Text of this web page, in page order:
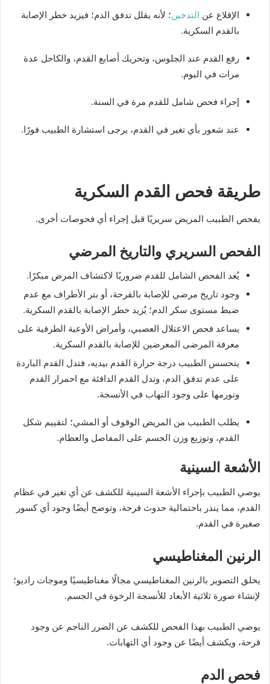
الإقلاع عن التدخين؛ لأنه يقلل تدفق الدم؛ فيزيد خطر الإصابة
بالقدم السكرية.
رفع القدم عند الجلوس، وتحريك أصابع القدم، والكاحل عدة
مرات في اليوم.
إجراء فحص شامل للقدم مرة في السنة.
عند شعور بأي تغير في القدم، يرجى استشارة الطبيب فورًا.
طريقة فحص القدم السكرية
يفحص الطبيب المريض سريريًا قبل إجراء أي فحوصات أخرى.
الفحص السريري والتاريخ المرضي
يُعد الفحص الشامل للقدم ضروريًا لاكتشاف المرض مبكرًا.
وجود تاريخ مرضي للإصابة بالقرحة، أو بتر الأطراف مع عدم
ضبط مستوى سكر الدم؛ يُزيد خطر الإصابة بالقدم السكرية.
يساعد فحص الاعتلال العصبي، وأمراض الأوعية الطرفية على
معرفة المرضى المعرضين للإصابة بالقدم السكرية.
يتحسس الطبيب درجة حرارة القدم بيديه، فتدل القدم الباردة
على عدم تدفق الدم، وتدل القدم الدافئة مع احمرار القدم
وتورمها على وجود التهاب في الأنسجة.
يطلب الطبيب من المريض الوقوف أو المشي؛ لتقييم شكل
القدم، وتوزيع وزن الجسم على المفاصل والعظام.
الأشعة السينية
يوصي الطبيب بإجراء الأشعة السينية للكشف عن أي تغير في عظام
القدم، مما ينذر باحتمالية حدوث قرحة، وتوضح أيضًا وجود أي كسور
صغيرة في القدم.
الرنين المغناطيسي
يخلق التصوير بالرنين المغناطيسي مجالًا مغناطيسيًا وموجات راديو؛
لإنشاء صورة ثلاثية الأبعاد للأنسجة الرخوة في الجسم.
يوصي الطبيب بهذا الفحص للكشف عن الضرر الناجم عن وجود
قرحة، ويكشف أيضًا عن وجود أي التهابات.
فحص الدم